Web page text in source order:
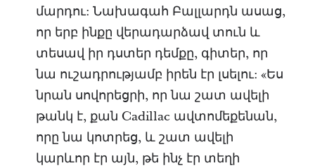
մարդու: Նախագահ Բալլարդն ասաց,
որ երբ ինքը վերադարձավ տուն և
տեսավ իր դստեր դեմքը, գիտեր, որ
նա ուշադրությամբ իրեն էր լսելու: «Ես
նրան սովորեցրի, որ նա շատ ավելի
թանկ է, քան Cadillac ավտոմեքենան,
որը նա կոտրեց, և շատ ավելի
կարևոր էր այն, թե ինչ էր տեղի